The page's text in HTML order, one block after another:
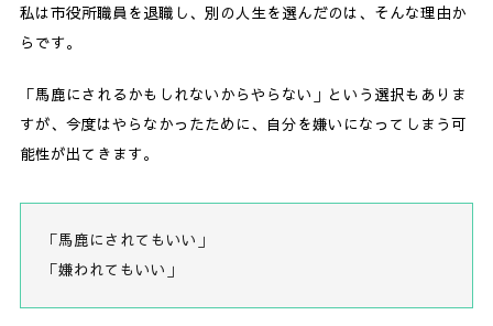
私は市役所職員を退職し、別の人生を選んだのは、そんな理由か
らです。
「馬鹿にされるかもしれないからやらない」という選択もありま
すが、今度はやらなかったために、自分を嫌いになってしまう可
能性が出てきます。
「馬鹿にされてもいい」
「嫌われてもいい」